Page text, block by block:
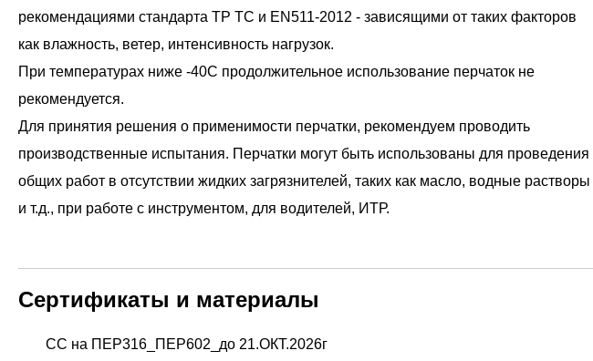
рекомендациями стандарта ТР ТС и EN511-2012 - зависящими от таких факторов
как влажность, ветер, интенсивность нагрузок.
При температурах ниже -40С продолжительное использование перчаток не
рекомендуется.
Для принятия решения о применимости перчатки, рекомендуем проводить
производственные испытания. Перчатки могут быть использованы для проведения
общих работ в отсутствии жидких загрязнителей, таких как масло, водные растворы
и т.д., при работе с инструментом, для водителей, ИТР.
Сертификаты и материалы
СС на ПЕР316_ПЕР602_до 21.ОКТ.2026г